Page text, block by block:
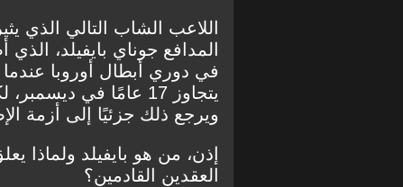
اللاعب الشاب التالي الذي
المدافع جوناي بايفيلد،
في دوري أبطال أوروبا
يتجاوز 17 عامًا في
ويرجع ذلك جزئيًا إلى أزمة
إذن، من هو بايفيلد ولماذا
العقدين القادمين؟